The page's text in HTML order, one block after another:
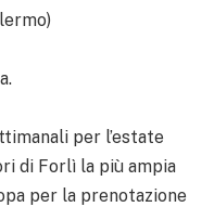
per l’estate
di Forlì la più ampia
per la prenotazione